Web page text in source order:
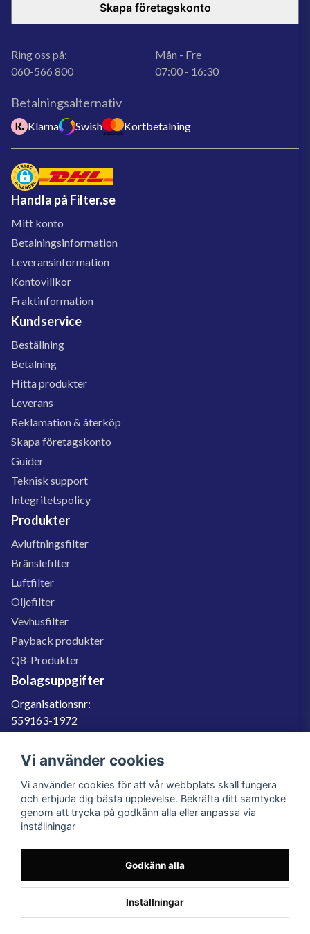
Skapa företagskonto
Ring oss på:
060-566 800
Mån - Fre
07:00 - 16:30
Betalningsalternativ
Klarna Swish Kortbetalning
Handla på Filter.se
Mitt konto
Betalningsinformation
Leveransinformation
Kontovillkor
Fraktinformation
Kundservice
Beställning
Betalning
Hitta produkter
Leverans
Reklamation & återköp
Skapa företagskonto
Guider
Teknisk support
Integritetspolicy
Produkter
Avluftningsfilter
Bränslefilter
Luftfilter
Oljefilter
Vevhusfilter
Payback produkter
Q8-Produkter
Bolagsuppgifter
Organisationsnr:
559163-1972
SE559163197201
060-566 800
info@filter.se
559163-1972
© 2023 Filter.se, All rights reserved.
Vi använder cookies
Vi använder cookies för att vår webbplats skall fungera
och erbjuda dig bästa upplevelse. Bekräfta ditt samtycke
genom att trycka på godkänn alla eller anpassa via
inställningar
Godkänn alla
Inställningar